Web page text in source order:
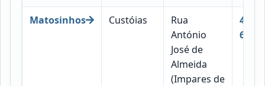
Matosinhos Custóias
Rua
António
José de
Almeida
(Impares de
4460-
677